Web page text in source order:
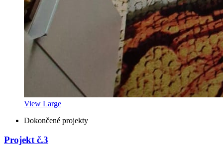
View Large
Dokončené projekty
Projekt č.3